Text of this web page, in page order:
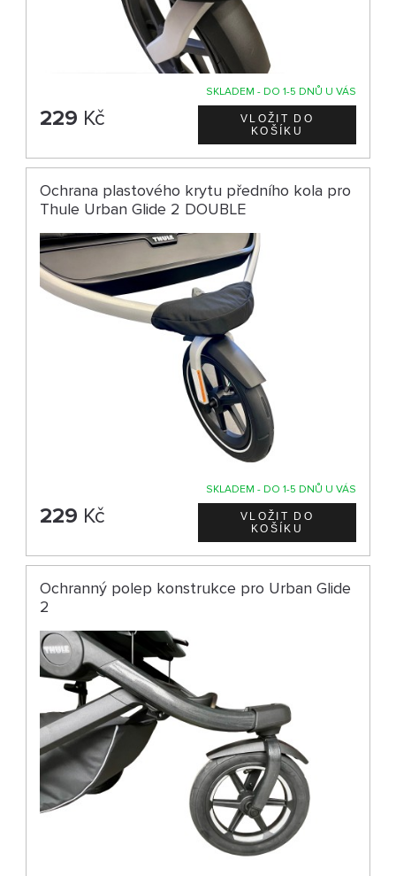
SKLADEM - DO 1-5 DNŮ U VÁS
229 Kč
Ochrana plastového krytu předního kola pro
Thule Urban Glide 2 DOUBLE
SKLADEM - DO 1-5 DNŮ U VÁS
229 Kč
Ochranný polep konstrukce pro Urban Glide
2